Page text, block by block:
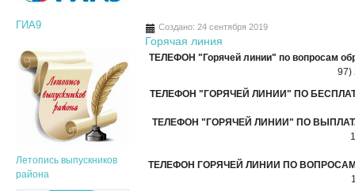
Создано: 24 сентября 2019
Горячая линия
ТЕЛЕФОН "Горячей линии" по вопросам
97)
ТЕЛЕФОН "ГОРЯЧЕЙ ЛИНИИ" ПО
ТЕЛЕФОН"ГОРЯЧЕЙ ЛИНИИ" ПО
ТЕЛЕФОН ГОРЯЧЕЙ ЛИНИИ ПО
ГИА9
Летопись выпускников
района